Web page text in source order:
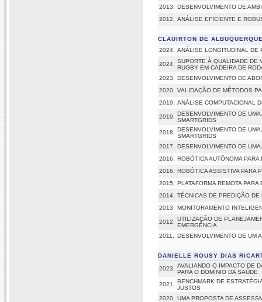
2013,
DESENVOLVIMENTO DE
2012,
ANÁLISE EFICIENTE E
CLAUIRTON DE
2024,
ANÁLISE LONGITUDINAL DE
2024,
SUPORTE À QUALIDADE DE
RUGBY EM CADEIRA DE
2023,
DESENVOLVIMENTO DE
2020,
VALIDAÇÃO DE MÉTODOS
2019,
ANÁLISE COMPUTACIONAL
2019,
DESENVOLVIMENTO DE
SMARTGRIDS
2018,
DESENVOLVIMENTO DE
SMARTGRIDS
2017,
DESENVOLVIMENTO DE
2016,
ROBÓTICA AUTÔNOMA
2016,
ROBÓTICA ASSISTIVA PARA
2015,
PLATAFORMA REMOTA
2014,
TÉCNICAS DE PREDIÇÃO
2013,
MONITORAMENTO
2012,
UTILIZAÇÃO DE
EMERGÊNCIA
2011,
DESENVOLVIMENTO DE UM
DANIELLE ROUSY DIAS
2023,
AVALIANDO O IMPACTO DE
PARA O DOMÍNIO DA SAÚDE
2021,
BENCHMARK DE
JUSTOS
2020,
UMA PROPOSTA DE